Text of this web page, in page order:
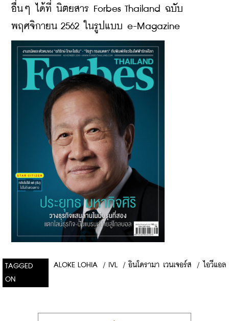
อื่นๆ ได้ที่ นิตยสาร Forbes Thailand ฉบับ
พฤศจิกายน 2562 ในรูปแบบ e-Magazine
TAGGED
ON
ALOKE LOHIA / IVL / อินโดรามา เวนเจอร์ส / ไอวีแอล